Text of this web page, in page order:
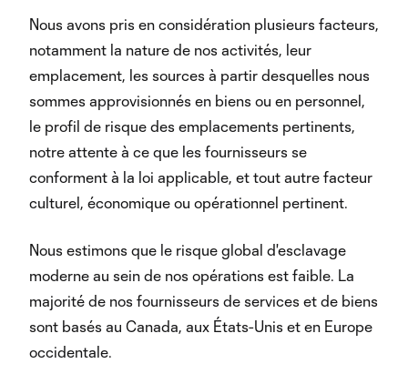
Nous avons pris en considération plusieurs facteurs,
notamment la nature de nos activités, leur
emplacement, les sources à partir desquelles nous
sommes approvisionnés en biens ou en personnel,
le profil de risque des emplacements pertinents,
notre attente à ce que les fournisseurs se
conforment à la loi applicable, et tout autre facteur
culturel, économique ou opérationnel pertinent.
Nous estimons que le risque global d'esclavage
moderne au sein de nos opérations est faible. La
majorité de nos fournisseurs de services et de biens
sont basés au Canada, aux États-Unis et en Europe
occidentale.